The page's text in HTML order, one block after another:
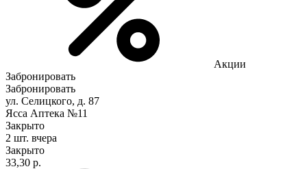
Акции
Забронировать
Забронировать
ул. Селицкого, д. 87
Ясса Аптека №11
Закрыто
2 шт. вчера
Закрыто
33,30 р.